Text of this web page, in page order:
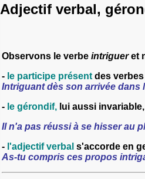
Adjectif verbal,
Observons le verbe intrigueret
- le participe présent des
Intriguant dès son arrivée dans
- le gérondif, lui aussi invariable
Il n'a pas réussi à se hisser au
- l'adjectif verbal s'accorde en
As-tu compris ces propos